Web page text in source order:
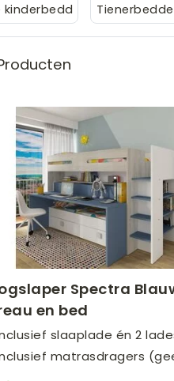
kinderbedd
Spectra
en bed
slaaplade én 2
matrasdragers